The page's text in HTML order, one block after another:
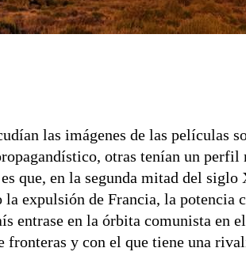
las imágenes de las películas
otras tenían un
que, en la segunda mitad del
expulsión de Francia, la potencia
entrase en la órbita comunista en
y con el que tiene una